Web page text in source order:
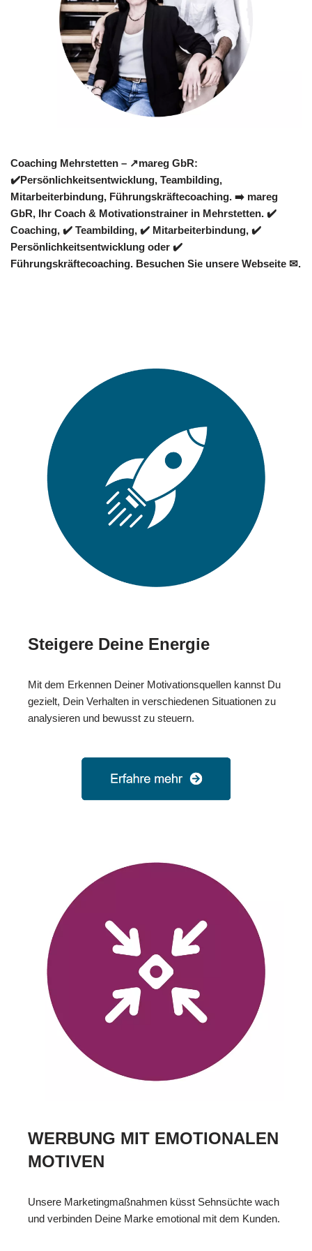
Coaching Mehrstetten – ↗️mareg GbR:
✔️Persönlichkeitsentwicklung, Teambilding,
Mitarbeiterbindung, Führungskräftecoaching. ➡️ mareg
GbR, Ihr Coach & Motivationstrainer in Mehrstetten. ✔️
Coaching, ✔️ Teambilding, ✔️ Mitarbeiterbindung, ✔️
Persönlichkeitsentwicklung oder ✔️
Führungskräftecoaching. Besuchen Sie unsere Webseite ✉.
Steigere Deine Energie
Mit dem Erkennen Deiner Motivationsquellen kannst Du
gezielt, Dein Verhalten in verschiedenen Situationen zu
analysieren und bewusst zu steuern.
WERBUNG MIT EMOTIONALEN
MOTIVEN
Unsere Marketingmaßnahmen küsst Sehnsüchte wach
und verbinden Deine Marke emotional mit dem Kunden.